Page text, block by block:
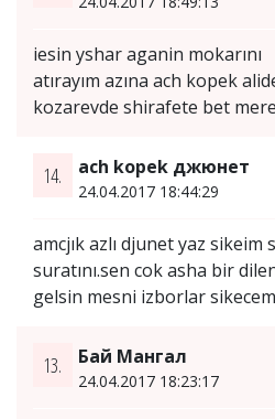
iesin yshar aganin mokarını
atırayım azına ach kopek
kozarevde shirafete bet
14. ach kopek джюнет
24.04.2017 18:44:29
amcjık azlı djunet yaz
suratını.sen cok asha bir
gelsin mesni izborlar
13. Бай Мангал
24.04.2017 18:23:17